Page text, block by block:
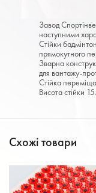
Завод
наступними
Стійки
прямокутного
Зварна
для вантажу-
Стійка
Висота стійки
Схожі товари